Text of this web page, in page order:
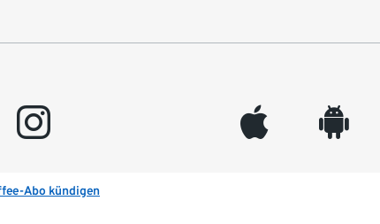
instagram appleinc android
Abo kündigen